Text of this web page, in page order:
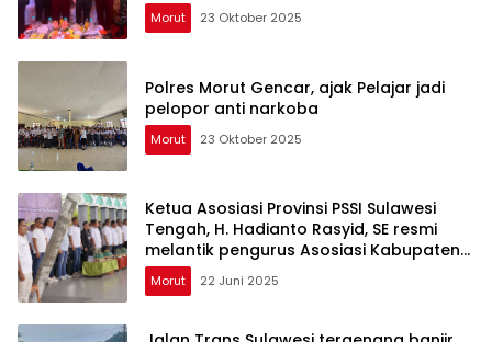
Morut 23 Oktober 2025
Polres Morut Gencar, ajak Pelajar jadi
pelopor anti narkoba
Morut 23 Oktober 2025
Ketua Asosiasi Provinsi PSSI Sulawesi
Tengah, H. Hadianto Rasyid, SE resmi
melantik pengurus Asosiasi Kabupaten
PSSI Morowali
Morut 22 Juni 2025